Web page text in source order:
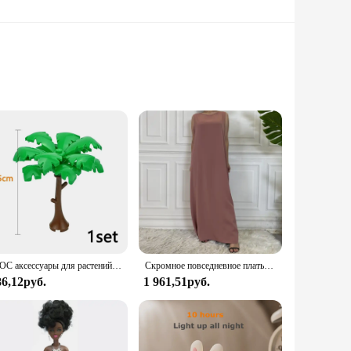
material ensures that the cutting boards maintain their
This feature is particularly important when handling
slicing bread, dicing vegetables, or chopping meat,
for any home cook or professional chef. The cutting
decor, making it an attractive addition to your
for years to come. With the Farberware Cutting Board
MOC аксессуары для растений, кирпичи 3471 2435 6064 3778, городской дом, деревья, сосна, колючая кущ, зеленая трава, военные строительные кирпичи, игрушки Скромное повседневное платье Abaya Femme, универсальное внутреннее платье без рукавов, мусульманское платье для женщин, халат макси, кафтан, марокканская исламская одежда
1 961,51руб.